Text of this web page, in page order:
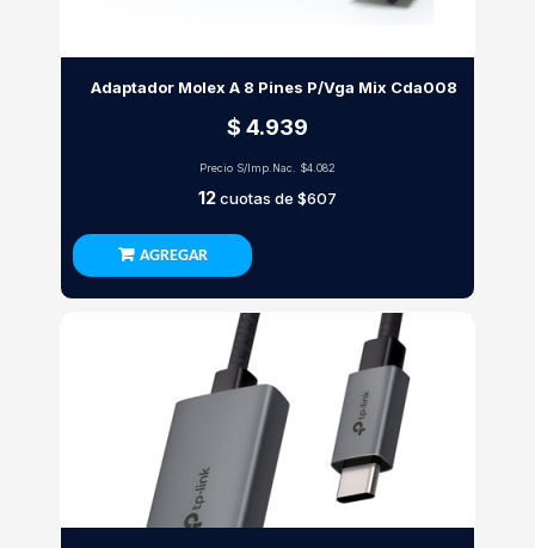
Adaptador Molex A 8 Pines P/Vga Mix Cda008
$ 4.939
Precio S/Imp.Nac. $4.082
12cuotas de $607
AGREGAR